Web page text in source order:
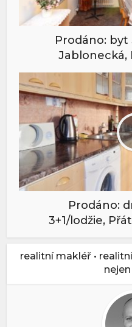
Prodáno: byt
Jablonecká,
Prodáno:
3+1/lodžie,
realitní makléř •